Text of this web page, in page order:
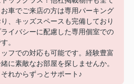
車でご来店の方は専用パーキング
、キッズスペースも完備しており
イバシーに配慮した専用個室での
。
フでの対応も可能です。経験豊富
に素敵なお部屋を探しませんか。
れからずっとサポート♪